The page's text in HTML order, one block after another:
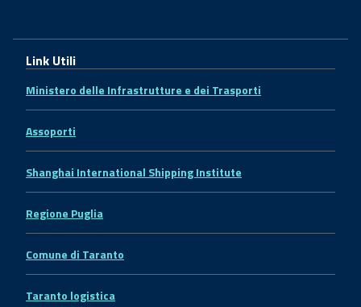
Link Utili
Ministero delle Infrastrutture e dei Trasporti
Assoporti
Shanghai International Shipping Institute
Regione Puglia
Comune di Taranto
Taranto logistica